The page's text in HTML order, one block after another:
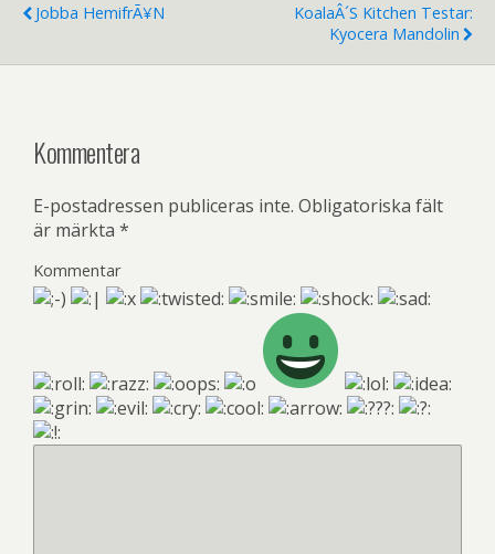
Jobba HemifrÃ¥n
KoalaÂ´s Kitchen Testar:
Kyocera Mandolin
Kommentera
E-postadressen publiceras inte. Obligatoriska fält
är märkta *
Kommentar